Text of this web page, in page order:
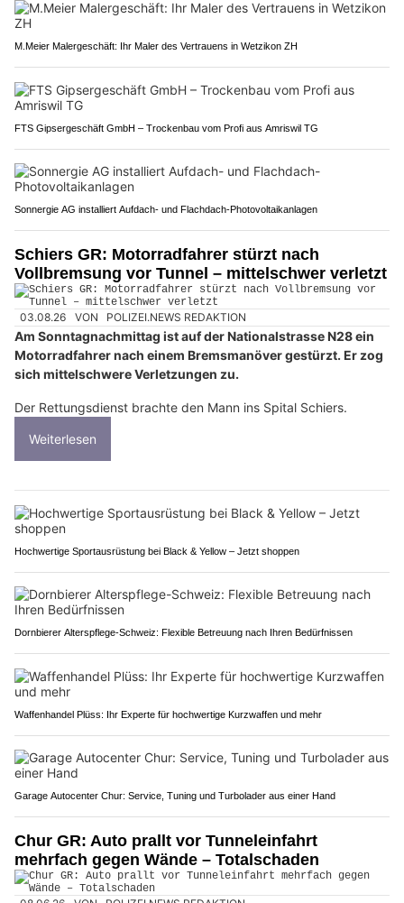
M.Meier Malergeschäft: Ihr Maler des Vertrauens in Wetzikon ZH
FTS Gipsergeschäft GmbH – Trockenbau vom Profi aus Amriswil TG
Sonnergie AG installiert Aufdach- und Flachdach-Photovoltaikanlagen
Schiers GR: Motorradfahrer stürzt nach
Vollbremsung vor Tunnel – mittelschwer verletzt
03.08.26 VON POLIZEI.NEWS REDAKTION
Am Sonntagnachmittag ist auf der Nationalstrasse N28 ein
Motorradfahrer nach einem Bremsmanöver gestürzt. Er zog
sich mittelschwere Verletzungen zu.
Der Rettungsdienst brachte den Mann ins Spital Schiers.
Weiterlesen
Hochwertige Sportausrüstung bei Black & Yellow – Jetzt shoppen
Dornbierer Alterspflege-Schweiz: Flexible Betreuung nach Ihren Bedürfnissen
Waffenhandel Plüss: Ihr Experte für hochwertige Kurzwaffen und mehr
Garage Autocenter Chur: Service, Tuning und Turbolader aus einer Hand
Chur GR: Auto prallt vor Tunneleinfahrt
mehrfach gegen Wände – Totalschaden